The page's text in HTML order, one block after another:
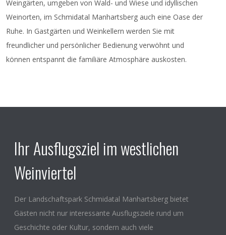
Weingärten, umgeben von Wald- und Wiese und idyllischen
Weinorten, im Schmidatal Manhartsberg auch eine Oase der
Ruhe. In Gastgärten und Weinkellern werden Sie mit
freundlicher und persönlicher Bedienung verwöhnt und
können entspannt die familiäre Atmosphäre auskosten.
Ihr Ausflugsziel im westlichen
Weinviertel
Der Landschaftspark Schmidatal Manhartsberg bietet
Gästen nicht nur interessante Ausflugsziele rund um
Geschichte oder Kultur, sondern auch viele